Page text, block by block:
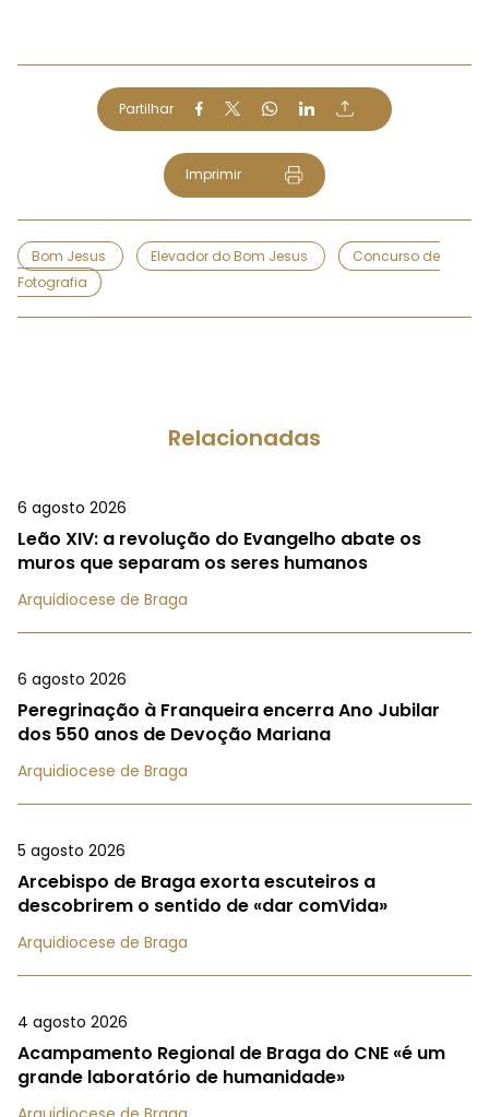
Partilhar
Imprimir
Bom Jesus Elevador do Bom Jesus
Concurso de
Fotografia
Relacionadas
6 agosto 2026
Leão XIV: a revolução do Evangelho abate os
muros que separam os seres humanos
Arquidiocese de Braga
6 agosto 2026
Peregrinação à Franqueira encerra Ano Jubilar
dos 550 anos de Devoção Mariana
Arquidiocese de Braga
5 agosto 2026
Arcebispo de Braga exorta escuteiros a
descobrirem o sentido de «dar comVida»
Arquidiocese de Braga
4 agosto 2026
Acampamento Regional de Braga do CNE «é um
grande laboratório de humanidade»